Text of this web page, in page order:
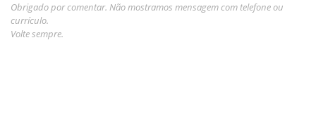
Obrigado por comentar. Não mostramos mensagem com telefone ou
currículo.
Volte sempre.